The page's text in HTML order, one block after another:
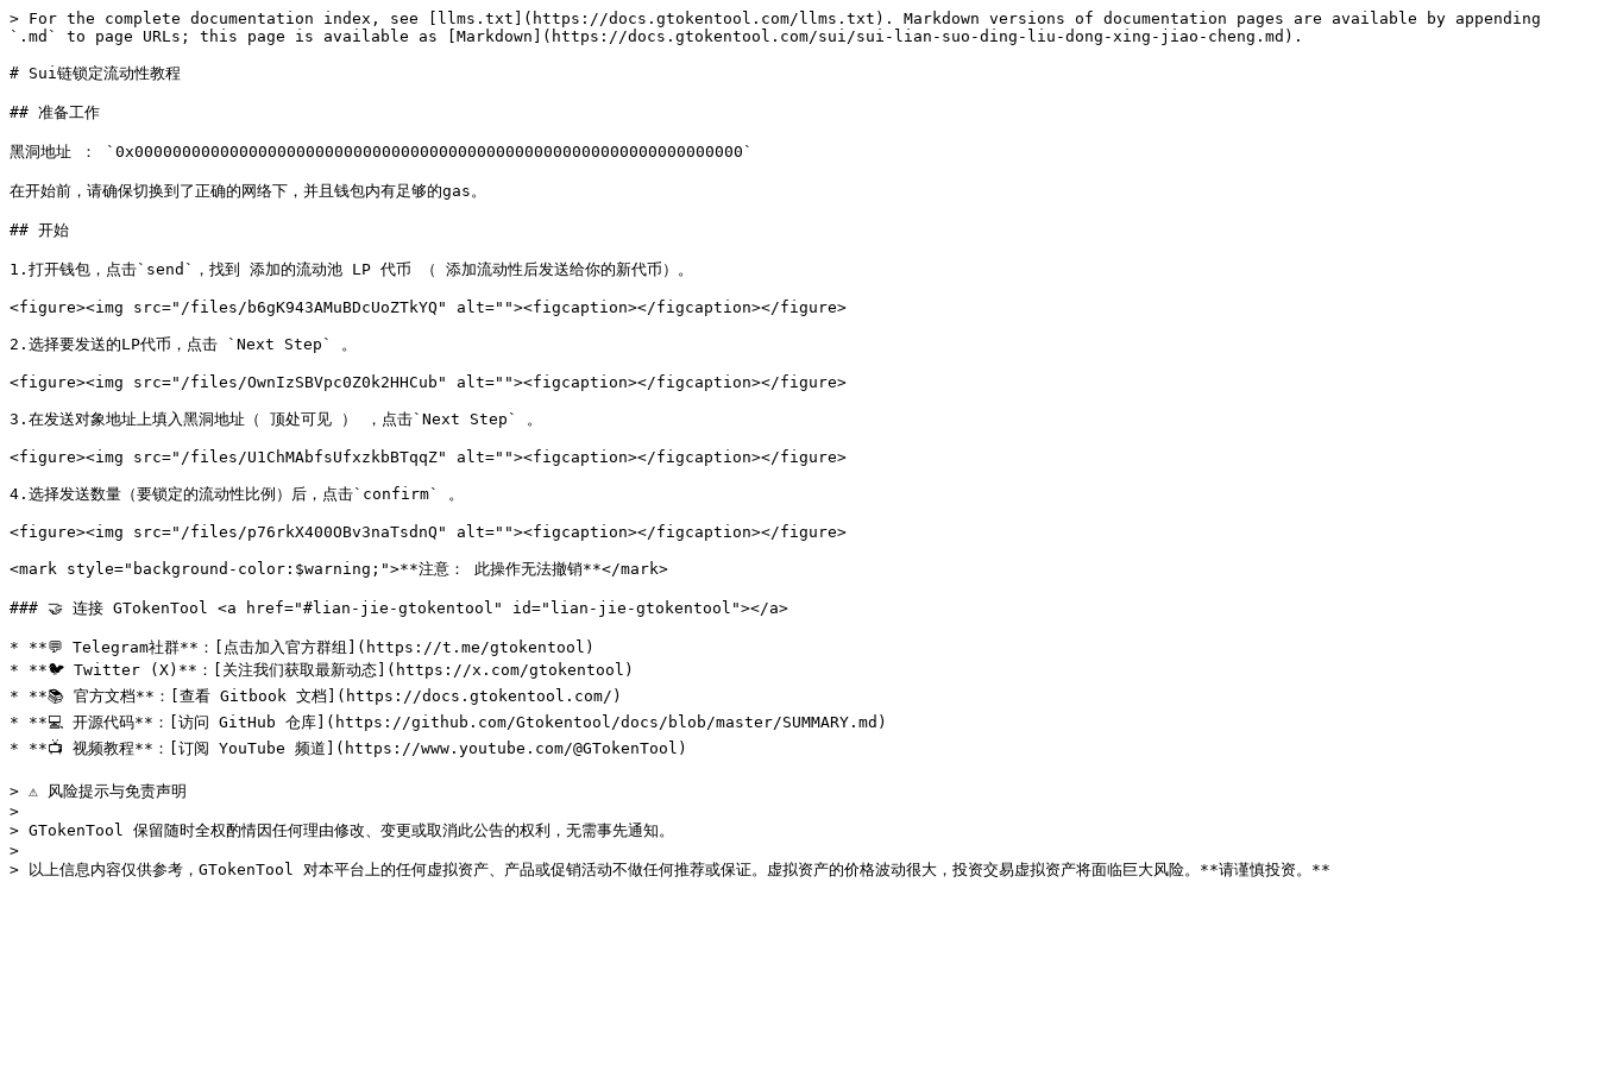
> For the complete documentation index, see [llms.txt](https://docs.gtokentool.com/llms.txt). Markdown versions of documentation pages are available by appending
`.md` to page URLs; this page is available as [Markdown](https://docs.gtokentool.com/sui/sui-lian-suo-ding-liu-dong-xing-jiao-cheng.md).
# Sui链锁定流动性教程
## 准备工作
黑洞地址 ： `0x0000000000000000000000000000000000000000000000000000000000000000`
在开始前，请确保切换到了正确的网络下，并且钱包内有足够的gas。
## 开始
1.打开钱包，点击`send`，找到 添加的流动池 LP 代币 （ 添加流动性后发送给你的新代币）。
<figure><img src="/files/b6gK943AMuBDcUoZTkYQ" alt=""><figcaption></figcaption></figure>
2.选择要发送的LP代币，点击 `Next Step` 。
<figure><img src="/files/OwnIzSBVpc0Z0k2HHCub" alt=""><figcaption></figcaption></figure>
3.在发送对象地址上填入黑洞地址（ 顶处可见 ） ，点击`Next Step` 。
<figure><img src="/files/U1ChMAbfsUfxzkbBTqqZ" alt=""><figcaption></figcaption></figure>
4.选择发送数量（要锁定的流动性比例）后，点击`confirm` 。
<figure><img src="/files/p76rkX400OBv3naTsdnQ" alt=""><figcaption></figcaption></figure>
<mark style="background-color:$warning;">**注意： 此操作无法撤销**</mark>
### 🤝 连接 GTokenTool <a href="#lian-jie-gtokentool" id="lian-jie-gtokentool"></a>
* **💬 Telegram社群**：[点击加入官方群组](https://t.me/gtokentool)
* **🐦 Twitter (X)**：[关注我们获取最新动态](https://x.com/gtokentool)
* **📚 官方文档**：[查看 Gitbook 文档](https://docs.gtokentool.com/)
* **💻 开源代码**：[访问 GitHub 仓库](https://github.com/Gtokentool/docs/blob/master/SUMMARY.md)
* **📺 视频教程**：[订阅 YouTube 频道](https://www.youtube.com/@GTokenTool)
> ⚠️ 风险提示与免责声明
>
> GTokenTool 保留随时全权酌情因任何理由修改、变更或取消此公告的权利，无需事先通知。
>